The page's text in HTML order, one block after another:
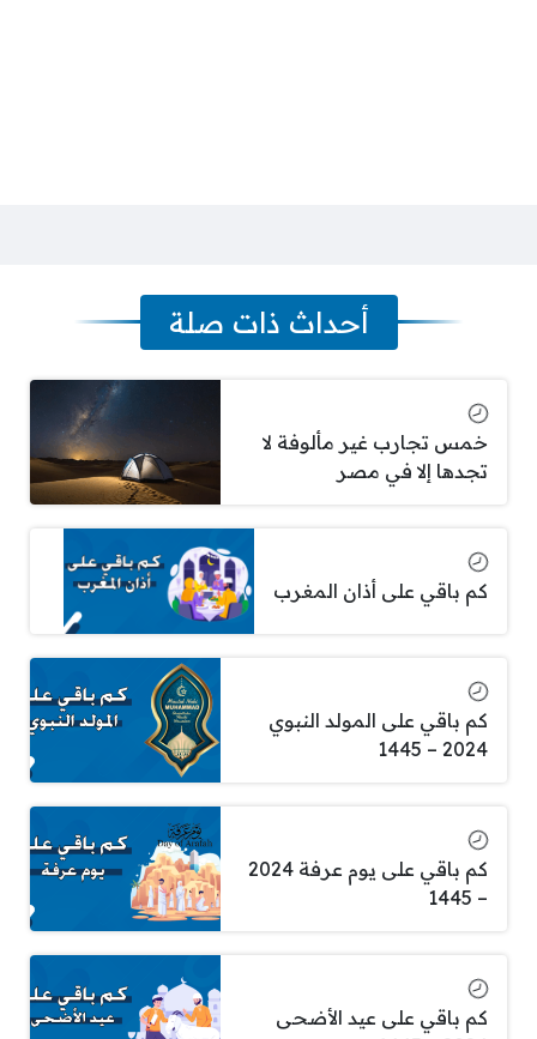
أحداث ذات صلة
خمس تجارب غير مألوفة لا
تجدها إلا في مصر
كم باقي على أذان المغرب
كم باقي على المولد النبوي
2024 – 1445
كم باقي على يوم عرفة 2024
– 1445
كم باقي على عيد الأضحى